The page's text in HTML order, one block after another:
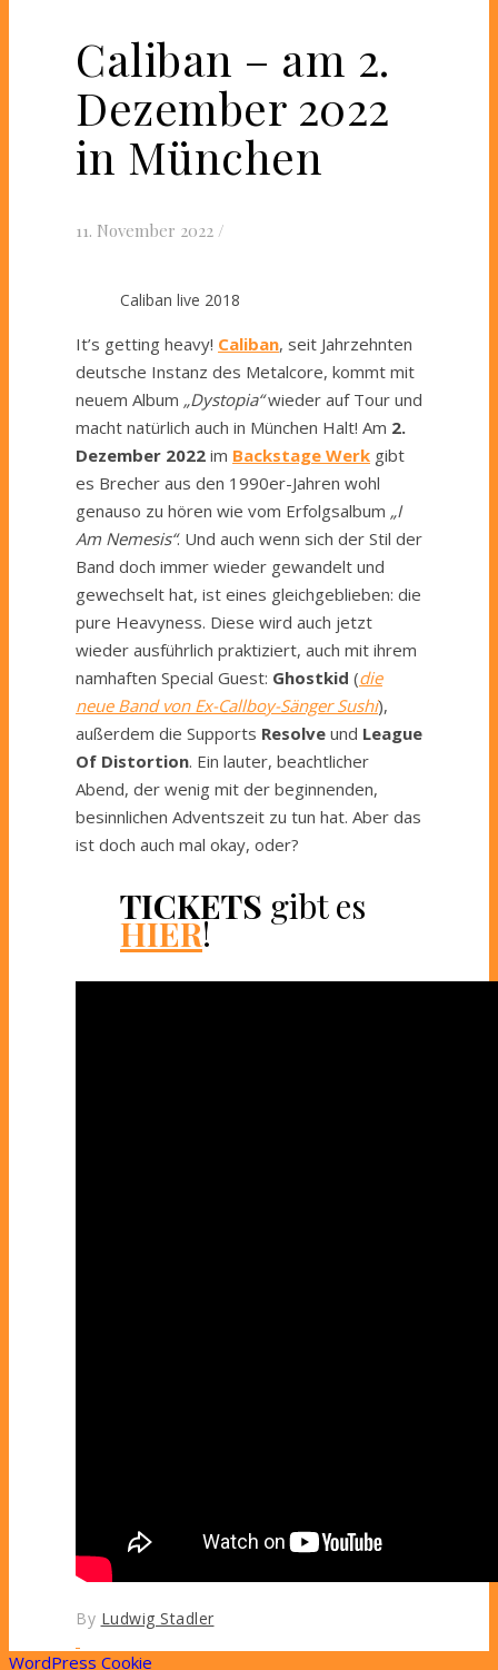
Caliban – am 2.
Dezember 2022
in München
11. November 2022 /
Caliban live 2018
It’s getting heavy! Caliban, seit Jahrzehnten
deutsche Instanz des Metalcore, kommt mit
neuem Album „Dystopia“wieder auf Tour und
macht natürlich auch in München Halt! Am 2.
Dezember 2022 im Backstage Werk gibt
es Brecher aus den 1990er-Jahren wohl
genauso zu hören wie vom Erfolgsalbum „I
Am Nemesis“. Und auch wenn sich der Stil der
Band doch immer wieder gewandelt und
gewechselt hat, ist eines gleichgeblieben: die
pure Heavyness. Diese wird auch jetzt
wieder ausführlich praktiziert, auch mit ihrem
namhaften Special Guest: Ghostkid (die
neue Band von Ex-Callboy-Sänger Sushi),
außerdem die Supports Resolve und League
Of Distortion. Ein lauter, beachtlicher
Abend, der wenig mit der beginnenden,
besinnlichen Adventszeit zu tun hat. Aber das
ist doch auch mal okay, oder?
TICKETS gibt es
HIER!
By Ludwig Stadler
WordPress Cookie